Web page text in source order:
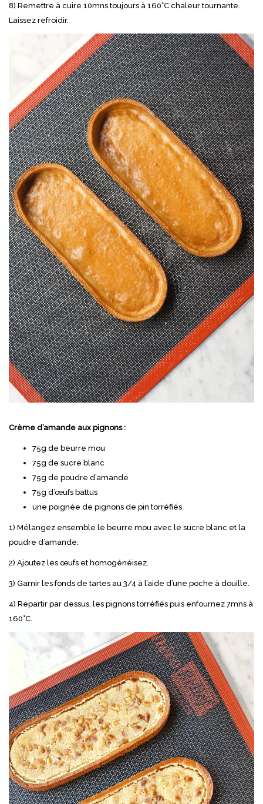
8) Remettre à cuire 10mns toujours à 160°C chaleur tournante.
Laissez refroidir.
Crème d’amande aux pignons :
75g de beurre mou
75g de sucre blanc
75g de poudre d’amande
75g d’œufs battus
une poignée de pignons de pin torréfiés
1) Mélangez ensemble le beurre mou avec le sucre blanc et la
poudre d’amande.
2) Ajoutez les œufs et homogénéisez.
3) Garnir les fonds de tartes au 3/4 à l’aide d’une poche à douille.
4) Repartir par dessus, les pignons torréfiés puis enfournez 7mns à
160°C.